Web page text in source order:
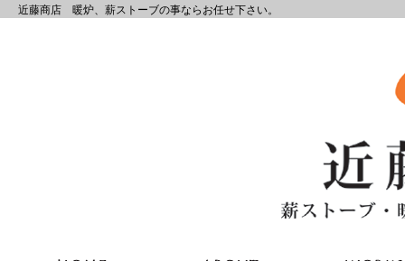
近藤商店 暖炉、薪ストーブの事ならお任せ下さい。